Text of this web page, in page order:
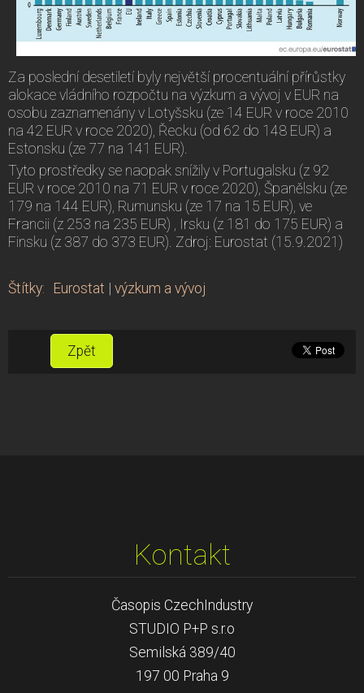
Za poslední desetiletí byly největší procentuální přírůstky
alokace vládního rozpočtu na výzkum a vývoj v EUR na
osobu zaznamenány v Lotyšsku (ze 14 EUR v roce 2010
na 42 EUR v roce 2020), Řecku (od 62 do 148 EUR) a
Estonsku (ze 77 na 141 EUR).
Tyto prostředky se naopak snížily v Portugalsku (z 92
EUR v roce 2010 na 71 EUR v roce 2020), Španělsku (ze
179 na 144 EUR), Rumunsku (ze 17 na 15 EUR), ve
Francii (z 253 na 235 EUR) , Irsku (z 181 do 175 EUR) a
Finsku (z 387 do 373 EUR). Zdroj: Eurostat (15.9.2021)
Štítky: Eurostat | výzkum a vývoj
Zpět
Kontakt
Časopis CzechIndustry
STUDIO P+P s.r.o
Semilská 389/40
197 00 Praha 9